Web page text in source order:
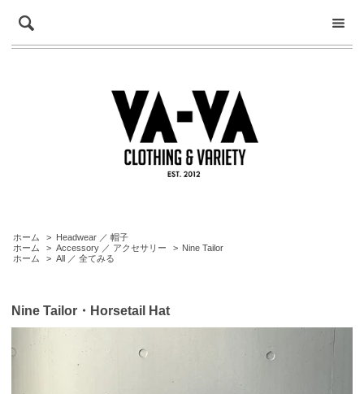
ホーム > Headwear ／ 帽子
ホーム
> Accessory ／ アクセサリー > Nine Tailor
ホーム
> All ／ 全てみる
Nine Tailor・Horsetail Hat